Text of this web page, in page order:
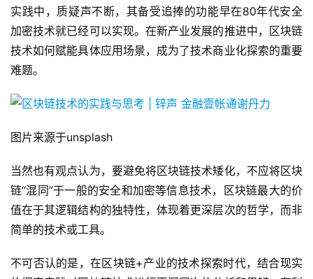
实践中，质疑声不断，其备受追捧的功能早在80年代安全
加密技术就已经可以实现。在新产业发展的推进中，区块链
技术如何赋能具体应用场景，成为了技术商业化探索的重要
难题。
图片来源于unsplash
当然也有观点认为，要避免将区块链技术矮化，不应将区块
链“混同”于一般的安全和加密等信息技术，区块链最大的价
值在于其逻辑结构的独特性，体现着更深层次的哲学，而非
简单的技术或工具。
不可否认的是，在区块链+产业的技术探索时代，结合现实